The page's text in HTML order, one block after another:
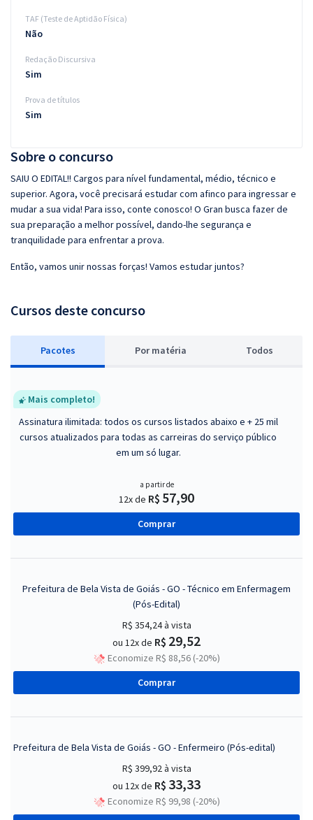
Sobre o concurso
SAIU O EDITAL!! Cargos para nível fundamental, médio, técnico e
superior. Agora, você precisará estudar com afinco para ingressar e
mudar a sua vida! Para isso, conte conosco! O Gran busca fazer de
sua preparação a melhor possível, dando-lhe segurança e
tranquilidade para enfrentar a prova.
Então, vamos unir nossas forças! Vamos estudar juntos?
Cursos deste concurso
Pacotes Por matéria Todos
Mais completo!
Assinatura ilimitada: todos os cursos listados abaixo e + 25 mil
cursos atualizados para todas as carreiras do serviço público
em um só lugar.
a partir de
12x de R$ 57,90
Comprar
Prefeitura de Bela Vista de Goiás - GO - Técnico em Enfermagem
(Pós-Edital)
R$ 354,24à vista
ou 12x de R$ 29,52
Economize R$ 88,56 (-20%)
Comprar
Prefeitura de Bela Vista de Goiás - GO - Enfermeiro (Pós-edital)
R$ 399,92à vista
ou 12x de R$ 33,33
Economize R$ 99,98 (-20%)
TAF (Teste de Aptidão Física)
Não
Redação Discursiva
Sim
Prova de títulos
Sim